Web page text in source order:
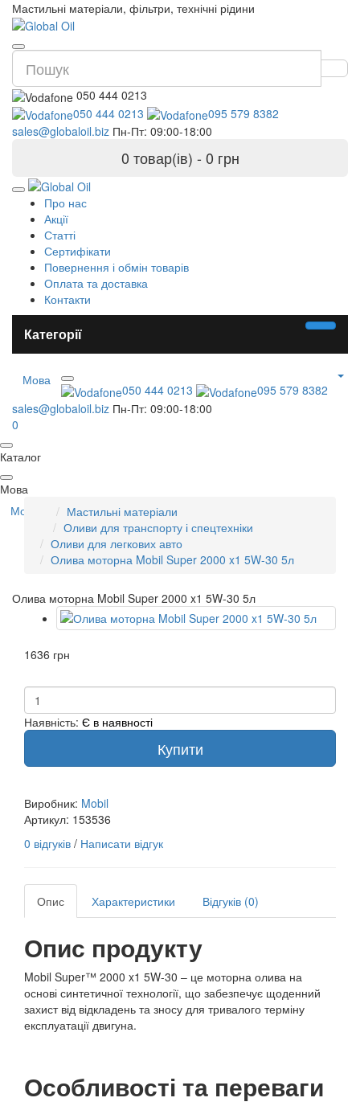
Мастильні матеріали, фільтри, технічні рідини
050 444 0213
050 444 0213
095 579 8382
sales@globaloil.biz Пн-Пт: 09:00-18:00
0 товар(ів) - 0 грн
Про нас
Акції
Статті
Сертифікати
Повернення і обмін товарів
Оплата та доставка
Контакти
Категорії
Мова
050 444 0213
095 579 8382
sales@globaloil.biz Пн-Пт: 09:00-18:00
0
Каталог
Мова
Мова
Мастильні матеріали
Оливи для транспорту і спецтехніки
Оливи для легкових авто
Олива моторна Mobil Super 2000 x1 5W-30 5л
Олива моторна Mobil Super 2000 x1 5W-30 5л
1636 грн
Наявність: Є в наявності
Купити
Виробник: Mobil
Артикул: 153536
0 відгуків / Написати відгук
Опис Характеристики Відгуків (0)
Опис продукту
Mobil Super™ 2000 x1 5W-30 – це моторна олива на
основі синтетичної технології, що забезпечує щоденний
захист від відкладень та зносу для тривалого терміну
експлуатації двигуна.
Особливості та переваги